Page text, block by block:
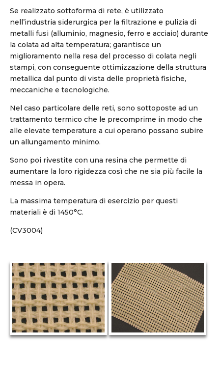
Se realizzato sottoforma di rete, è utilizzato
nell’industria siderurgica per la filtrazione e pulizia di
metalli fusi (alluminio, magnesio, ferro e acciaio) durante
la colata ad alta temperatura; garantisce un
miglioramento nella resa del processo di colata negli
stampi, con conseguente ottimizzazione della struttura
metallica dal punto di vista delle proprietà fisiche,
meccaniche e tecnologiche.
Nel caso particolare delle reti, sono sottoposte ad un
trattamento termico che le precomprime in modo che
alle elevate temperature a cui operano possano subire
un allungamento minimo.
Sono poi rivestite con una resina che permette di
aumentare la loro rigidezza così che ne sia più facile la
messa in opera.
La massima temperatura di esercizio per questi
materiali è di 1450°C.
(CV3004)